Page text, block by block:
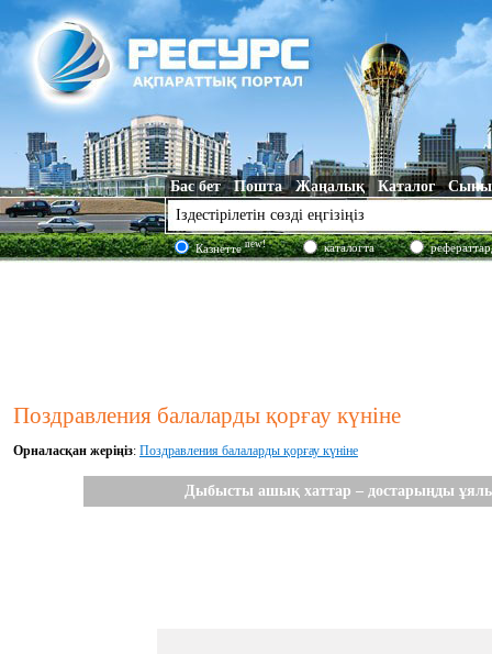
Бас бет Пошта Жаңалық Каталог
Казнеттеnew! каталогта
Поздравления балаларды қорғау күніне
Орналасқан жеріңіз: Поздравления балаларды қорғау күніне
Дыбысты ашық хаттар – достарыңды